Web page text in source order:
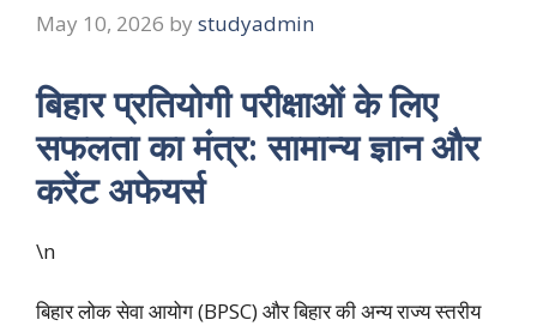
May 10, 2026 by studyadmin
बिहार प्रतियोगी परीक्षाओं के लिए
सफलता का मंत्र: सामान्य ज्ञान और
करेंट अफेयर्स
\n
बिहार लोक सेवा आयोग (BPSC) और बिहार की अन्य राज्य स्तरीय